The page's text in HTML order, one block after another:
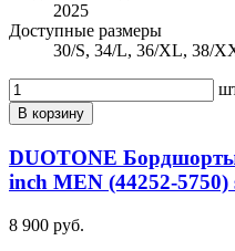
2025
Доступные размеры
30/S, 34/L, 36/XL, 38/
В корзину
DUOTONE
inch MEN (44252-5750)
8 900 руб.